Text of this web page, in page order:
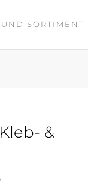
SORTIMENT
&